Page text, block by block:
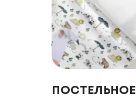
ПОСТЕЛЬНОЕ